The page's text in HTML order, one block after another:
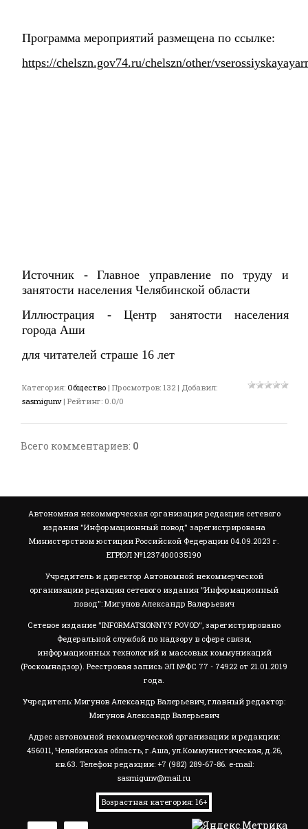
Программа мероприятий размещена по ссылке:
https://chelszn.gov74.ru/chelszn/other/
Источник -Главное управление по труду и
занятости населения Челябинской области
Иллюстрация - Центр занятости населения
города Аши
для читателей страше 16 лет
Категория: Общество | Просмотров: 132 | Добавил:
sasmigunv | Рейтинг: 0.0/0
Всего комментариев: 0
Автономная некоммерческая организация редакция сетевого
издания "Информационный повод" зарегистрирована
Министерством юстиции Российской Федерации 04.09.2023 г.
ЕГРЮЛ №1237400035190
Учредитель и директор Автономной некоммерческой
организации редакция сетевого издания "Информационный
повод": Мигунов Александр Валерьевич
Сетевое издание "INFORMATSIONNYY POVOD", зарегистрировано
Федеральной службой по надзору в сфере связи,
информационных технологий и массовых коммуникаций
(Роскомнадзор). Реестровая запись ЭЛ №ФС 77 - 74922 от 21.01.2019
года.
Учредитель: Мигунов Александр Валерьевич, главный редактор:
Мигунов Александр Валерьевич
Адрес автономной некоммерческой организации и редакции:
456011, Челябинская область, г.Аша, ул.Коммунистическая, д.26,
кв.63. Телефон редакции: +7 (982) 289-67-86. e-mail:
sasmigunv@mail.ru
Возрастная категория: 16+